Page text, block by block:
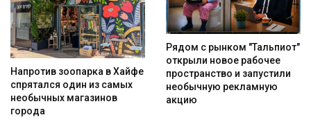
Напротив зоопарка в Хайфе
спрятался один из самых
необычных магазинов
города
Рядом с рынком "Тальпиот"
открыли новое рабочее
пространство и запустили
необычную рекламную
акцию